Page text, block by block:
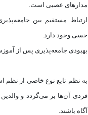
مدارهای عصبی است.
ارتباط مستقیم بین
حسی وجود دارد.
بهبودی جامعه‌پذیری پس از
به نظم تابع نوع خاصی از نظم
فردی آن‌ها بر می‌گردد و والدین
آگاه باشند.